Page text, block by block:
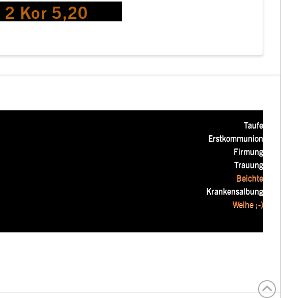
2 Kor 5,20
Taufe
Erstkommunion
Firmung
Trauung
Beichte
Krankensalbung
Weihe ;-)